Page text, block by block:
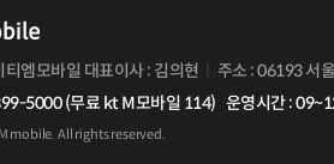
엠모바일 대표이사 : 김의현 주소 : 06193 서
5000 (무료 kt M모바일 114) 운영시간 :
mobile. All rights reserved.